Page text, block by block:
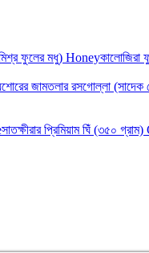
(মিশ্র ফুলের মধু) Honey
জামতলার রসগোল্লা (সাদেক
সাতক্ষীরার প্রিমিয়াম ঘিঁ (৩৫০